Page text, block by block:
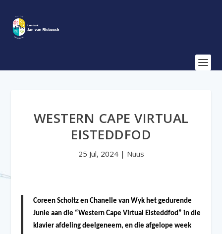
WESTERN CAPE VIRTUAL
EISTEDDFOD
25 Jul, 2024| Nuus
Coreen Scholtz en Chanelle van Wyk het gedurende
Junie aan die “Western Cape Virtual Eisteddfod” in die
klavier afdeling deelgeneem, en die afgelope week